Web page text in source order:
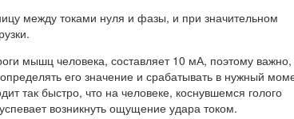
между токами нуля и фазы, и при значительном
мышц человека, составляет 10 мА, поэтому
его значение и срабатывать в нужный
так быстро, что на человеке, коснувшемся голого
возникнуть ощущение удара током.